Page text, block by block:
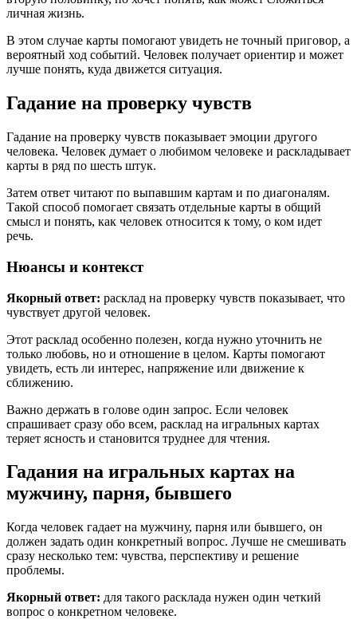
личная жизнь.
В этом случае карты помогают увидеть не точный приговор, а
вероятный ход событий. Человек получает ориентир и может
лучше понять, куда движется ситуация.
Гадание на проверку чувств
Гадание на проверку чувств показывает эмоции другого
человека. Человек думает о любимом человеке и раскладывает
карты в ряд по шесть штук.
Затем ответ читают по выпавшим картам и по диагоналям.
Такой способ помогает связать отдельные карты в общий
смысл и понять, как человек относится к тому, о ком идет
речь.
Нюансы и контекст
Якорный ответ: расклад на проверку чувств показывает, что
чувствует другой человек.
Этот расклад особенно полезен, когда нужно уточнить не
только любовь, но и отношение в целом. Карты помогают
увидеть, есть ли интерес, напряжение или движение к
сближению.
Важно держать в голове один запрос. Если человек
спрашивает сразу обо всем, расклад на игральных картах
теряет ясность и становится труднее для чтения.
Гадания на игральных картах на
мужчину, парня, бывшего
Когда человек гадает на мужчину, парня или бывшего, он
должен задать один конкретный вопрос. Лучше не смешивать
сразу несколько тем: чувства, перспективу и решение
проблемы.
Якорный ответ: для такого расклада нужен один четкий
вопрос о конкретном человеке.